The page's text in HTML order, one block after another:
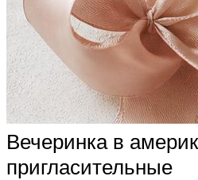
Вечеринка в
пригласительные